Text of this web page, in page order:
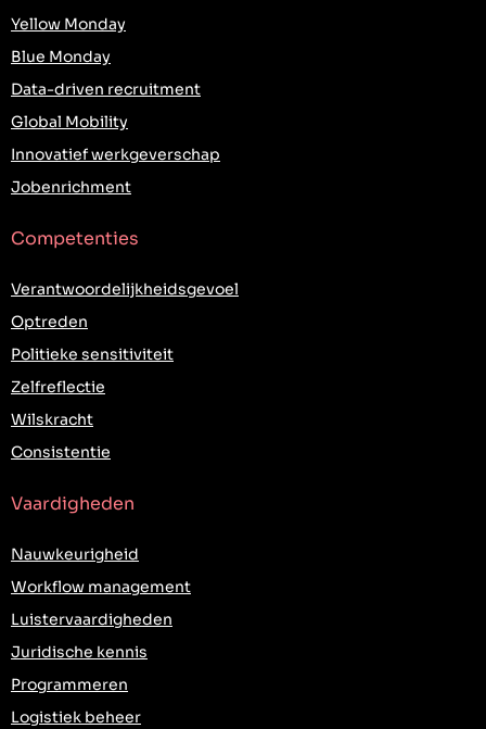
Yellow Monday
Blue Monday
Data-driven recruitment
Global Mobility
Innovatief werkgeverschap
Jobenrichment
Competenties
Verantwoordelijkheidsgevoel
Optreden
Politieke sensitiviteit
Zelfreflectie
Wilskracht
Consistentie
Vaardigheden
Nauwkeurigheid
Workflow management
Luistervaardigheden
Juridische kennis
Programmeren
Logistiek beheer